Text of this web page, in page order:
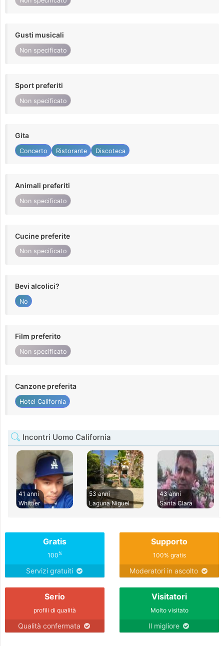
Gusti musicali
Non specificato
Sport preferiti
Non specificato
Gita
Concerto Ristorante Discoteca
Animali preferiti
Non specificato
Cucine preferite
Non specificato
Bevi alcolici?
No
Film preferito
Non specificato
Canzone preferita
Hotel California
Incontri Uomo California
41 anni
Whittier
53 anni
Laguna Niguel
43 anni
Santa Clara
Gratis
100%
Servizi gratuiti
Supporto
100% gratis
Moderatori in ascolto
Serio
profili di qualità
Qualità confermata
Visitatori
Molto visitato
Il migliore